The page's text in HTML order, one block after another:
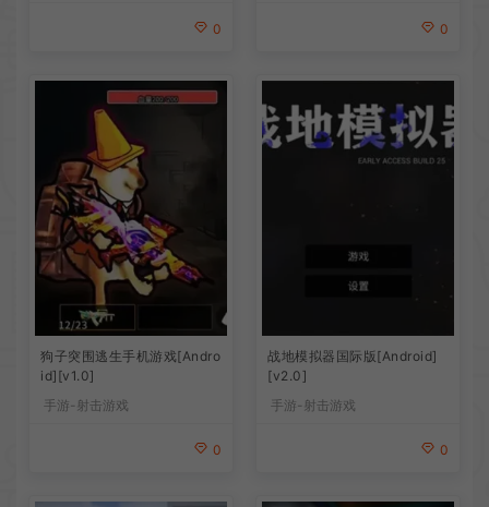
0 0
狗子突围逃生手机游戏[Andro
id][v1.0]
手游-射击游戏
0
战地模拟器国际版[Android]
[v2.0]
手游-射击游戏
0